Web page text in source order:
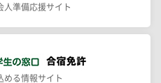
人準備応援サイト
める情報サイト